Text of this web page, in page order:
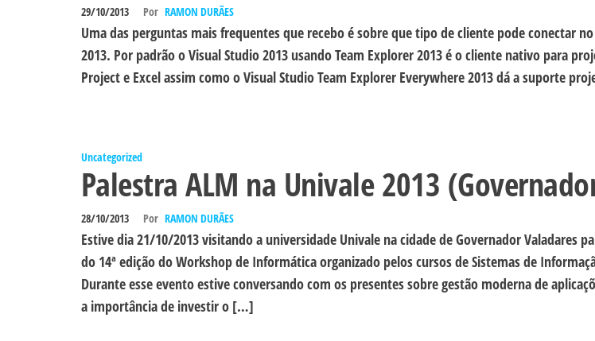
29/10/2013 Por RAMON DURÃES
Uma das perguntas mais frequentes que recebo é sobre que tipo de cliente pode conectar
2013. Por padrão o Visual Studio 2013 usando Team Explorer 2013 é o cliente nativo para
Project e Excel assim como o Visual Studio Team Explorer Everywhere 2013 dá a suporte
Uncategorized
Palestra ALM na Univale 2013
28/10/2013 Por RAMON DURÃES
Estive dia 21/10/2013 visitando a universidade Univale na cidade de Governador Valadares
do 14ª edição do Workshop de Informática organizado pelos cursos de Sistemas de
Durante esse evento estive conversando com os presentes sobre gestão moderna de
a importância de investir o […]